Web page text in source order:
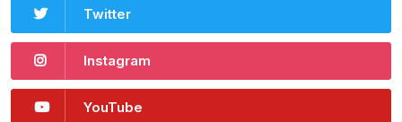
Twitter
Instagram
YouTube